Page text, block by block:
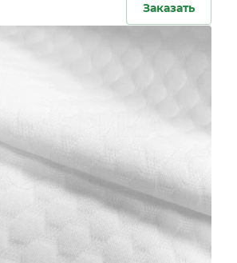
Заказать